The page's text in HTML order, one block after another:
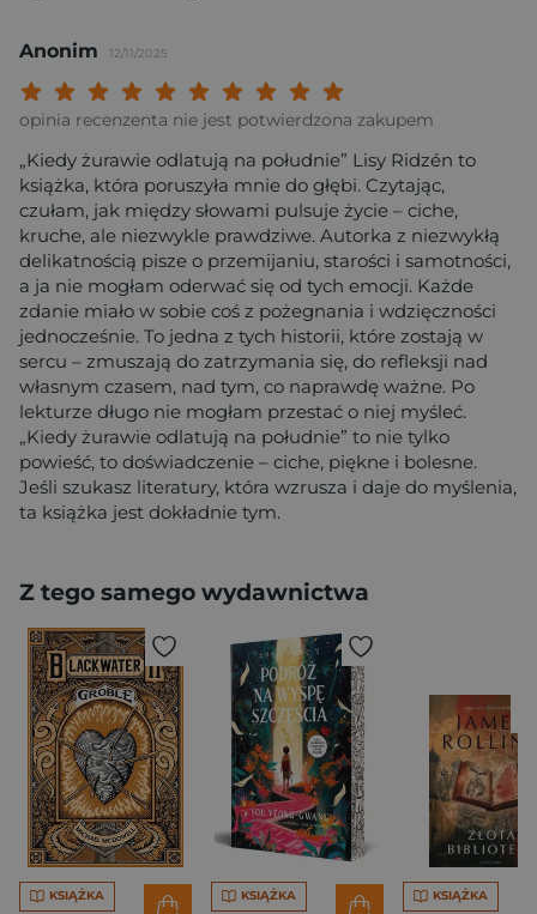
Anonim 12/11/2025
Twoja ocena:
Twoja ocena: Wybitna 9/
Twoja ocena: Rewelacyjna 8/
Twoja ocena: Bardzo dobra 7/10"
Twoja ocena: Dobra 6/10"
Twoja ocena: Przeciętna 5/10"
Twoja ocena: Może być 4/10"
Twoja ocena: Słaba 3/10"
Twoja ocena: Bardzo słaba 2/10"
Twoja ocena: Beznadziejna 1/10"
opinia recenzenta nie jest potwierdzona zakupem
„Kiedy żurawie odlatują na południe” Lisy Ridzén to
książka, która poruszyła mnie do głębi. Czytając,
czułam, jak między słowami pulsuje życie – ciche,
kruche, ale niezwykle prawdziwe. Autorka z niezwykłą
delikatnością pisze o przemijaniu, starości i samotności,
a ja nie mogłam oderwać się od tych emocji. Każde
zdanie miało w sobie coś z pożegnania i wdzięczności
jednocześnie. To jedna z tych historii, które zostają w
sercu – zmuszają do zatrzymania się, do refleksji nad
własnym czasem, nad tym, co naprawdę ważne. Po
lekturze długo nie mogłam przestać o niej myśleć.
„Kiedy żurawie odlatują na południe” to nie tylko
powieść, to doświadczenie – ciche, piękne i bolesne.
Jeśli szukasz literatury, która wzrusza i daje do myślenia,
ta książka jest dokładnie tym.
Z tego samego wydawnictwa
KSIĄŻKA KSIĄŻKA KSIĄŻKA